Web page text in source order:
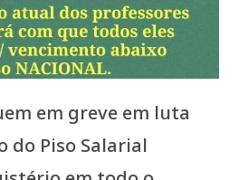
em greve em luta
do Piso Salarial